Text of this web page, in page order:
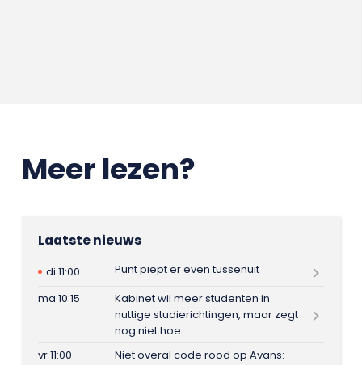
Meer lezen?
Laatste nieuws
di 11:00
Punt piept er even tussenuit
ma 10:15
Kabinet wil meer studenten in
nuttige studierichtingen, maar zegt
nog niet hoe
vr 11:00
Niet overal code rood op Avans: